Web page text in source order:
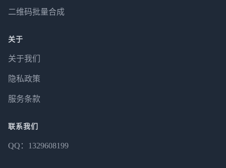
二维码批量合成
关于
关于我们
隐私政策
服务条款
联系我们
QQ：1329608199